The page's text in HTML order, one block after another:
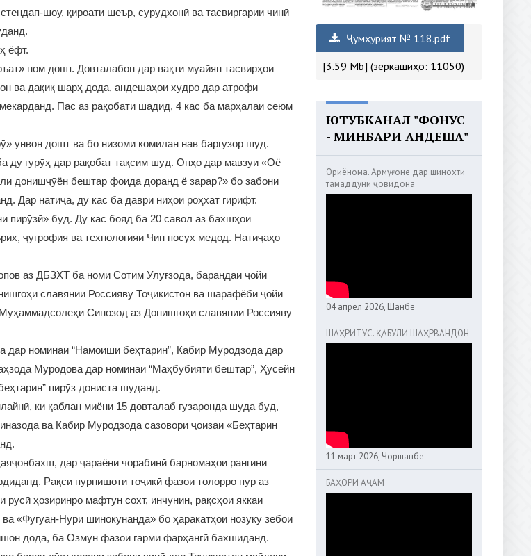
шоу, қироати шеър, сурудхонӣ ва тасвиргарии чинӣ
ёфт.
ном дошт. Довталабон дар вақти муайян тасвирҳои
ва дақиқ шарҳ дода, андешаҳои худро дар атрофи
Пас аз рақобати шадид, 4 кас ба марҳалаи сеюм
унвон дошт ва бо низоми комилан нав баргузор шуд.
ду гурӯҳ дар рақобат тақсим шуд. Онҳо дар мавзуи «Оё
донишҷӯён бештар фоида доранд ё зарар?» бо забони
Дар натиҷа, ду кас ба даври ниҳоӣ роҳхат гирифт.
пирӯзӣ» буд. Ду кас бояд ба 20 савол аз бахшҳои
ҷуғрофия ва технологияи Чин посух медод. Натиҷаҳо
аз ДБЗХТ ба номи Сотим Улуғзода, барандаи ҷойи
славянии Россияву Тоҷикистон ва шарафёби ҷойи
Синозод аз Донишгоҳи славянии Россияву
дар номинаи “Намоиши беҳтарин”, Кабир Муродзода дар
Муродова дар номинаи “Маҳбубияти бештар”, Ҳусейн
пирӯз дониста шуданд.
ки қаблан миёни 15 довталаб гузаронда шуда буд,
ва Кабир Муродзода сазовори ҷоизаи «Беҳтарин
дар ҷараёни чорабинӣ барномаҳои рангини
Рақси пурнишоти тоҷикӣ фазои толорро пур аз
русӣ ҳозиринро мафтун сохт, инчунин, рақсҳои яккаи
«Фугуан-Нури шинокунанда» бо ҳаракатҳои нозуку зебои
дода, ба Озмун фазои гарми фарҳангӣ бахшиданд.
Ҷумҳурият № 118.pdf
[3.59 Mb] (зеркашиҳо: 11050)
ЮТУБКАНАЛ "ФОНУС
- МИНБАРИ АНДЕША"
Ориёнома. Армуғоне дар шинохти
тамаддуни ҷовидона
04 апрел 2026, Шанбе
ШАҲРИТУС. ҚАБУЛИ ШАҲРВАНДОН
11 март 2026, Чоршанбе
БАҲОРИ АҶАМ